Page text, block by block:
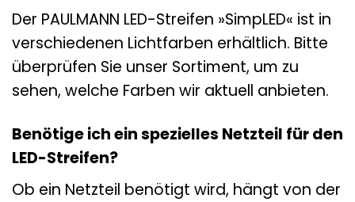
Der PAULMANN LED-Streifen »SimpLED« ist in
verschiedenen Lichtfarben erhältlich. Bitte
überprüfen Sie unser Sortiment, um zu
sehen, welche Farben wir aktuell anbieten.
Benötige ich ein spezielles Netzteil für den
LED-Streifen?
Ob ein Netzteil benötigt wird, hängt von der